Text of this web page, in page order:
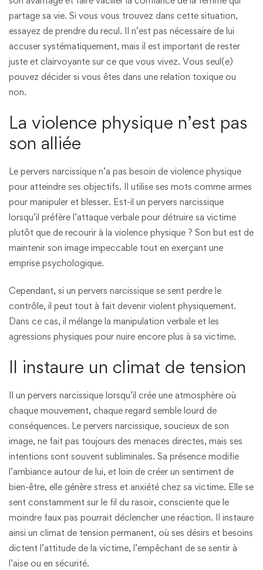
partage sa vie. Si vous vous trouvez dans cette situation,
essayez de prendre du recul. Il n’est pas nécessaire de lui
accuser systématiquement, mais il est important de rester
juste et clairvoyante sur ce que vous vivez. Vous seul(e)
pouvez décider si vous êtes dans une relation toxique ou
non.
La violence physique n’est pas
son alliée
Le pervers narcissique n’a pas besoin de violence physique
pour atteindre ses objectifs. Il utilise ses mots comme armes
pour manipuler et blesser. Est-il un pervers narcissique
lorsqu’il préfère l’attaque verbale pour détruire sa victime
plutôt que de recourir à la violence physique ? Son but est de
maintenir son image impeccable tout en exerçant une
emprise psychologique.
Cependant, si un pervers narcissique se sent perdre le
contrôle, il peut tout à fait devenir violent physiquement.
Dans ce cas, il mélange la manipulation verbale et les
agressions physiques pour nuire encore plus à sa victime.
Il instaure un climat de tension
Il un pervers narcissique lorsqu’il crée une atmosphère où
chaque mouvement, chaque regard semble lourd de
conséquences. Le pervers narcissique, soucieux de son
image, ne fait pas toujours des menaces directes, mais ses
intentions sont souvent subliminales. Sa présence modifie
l’ambiance autour de lui, et loin de créer un sentiment de
bien-être, elle génère stress et anxiété chez sa victime. Elle se
sent constamment sur le fil du rasoir, consciente que le
moindre faux pas pourrait déclencher une réaction. Il instaure
ainsi un climat de tension permanent, où ses désirs et besoins
dictent l’attitude de la victime, l’empêchant de se sentir à
l’aise ou en sécurité.